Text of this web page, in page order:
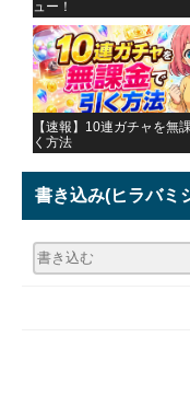
ュー！
【速報】10連ガチャを無
く方法
書き込み(ヒラバミ